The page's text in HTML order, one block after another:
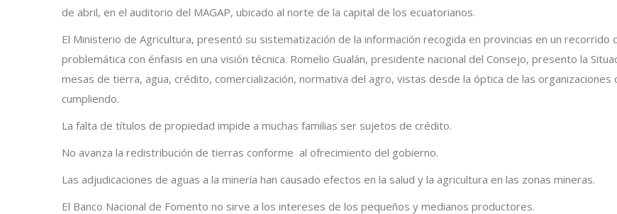
de abril, en el auditorio del MAGAP, ubicado al norte de la capital de los ecuatorianos.
El Ministerio de Agricultura, presentó su sistematización de la información recogida en provincias en un recorrido
problemática con énfasis en una visión técnica. Romelio Gualán, presidente nacional del Consejo, presento la
mesas de tierra, agua, crédito, comercialización, normativa del agro, vistas desde la óptica de las
cumpliendo.
La falta de títulos de propiedad impide a muchas familias ser sujetos de crédito.
No avanza la redistribución de tierras conforme al ofrecimiento del gobierno.
Las adjudicaciones de aguas a la minería han causado efectos en la salud y la agricultura en las zonas mineras.
El Banco Nacional de Fomento no sirve a los intereses de los pequeños y medianos productores.